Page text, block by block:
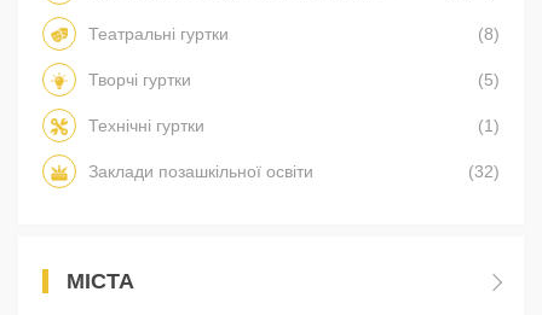
Театральні гуртки (8)
Творчі гуртки (5)
Технічні гуртки (1)
Заклади позашкільної освіти (32)
МІСТА